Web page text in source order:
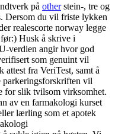
på otherstein-, tre og
Dersom du vil friste lykken
realescorte norway legge
Husk å skrive i
verdien angir hvor god
som genuint vil
fra VeriTest, samt å
vil
for slik tvilsom virksomhet.
av en farmakologi kurset
lærling som et apotek